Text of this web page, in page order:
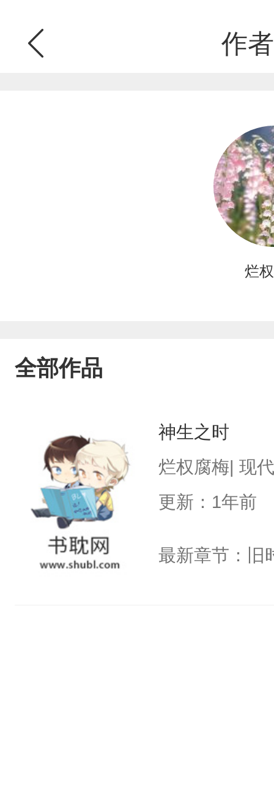
作
烂
全部作品
神生之时
烂权腐梅| 现
更新：1年前
最新章节：旧